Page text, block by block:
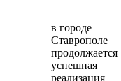
в городе
Ставрополе
продолжается
успешная
реализация